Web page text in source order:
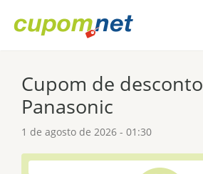
Cupom de desconto
Panasonic
1 de agosto de 2026 - 01:30